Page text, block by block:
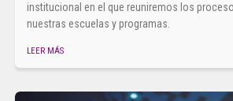
institucional en el que reuniremos los
nuestras escuelas y programas.
LEER MÁS